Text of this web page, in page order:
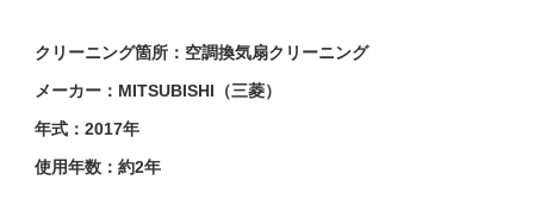
クリーニング箇所：空調換気扇クリーニング
メーカー：MITSUBISHI（三菱）
年式：2017年
使用年数：約2年